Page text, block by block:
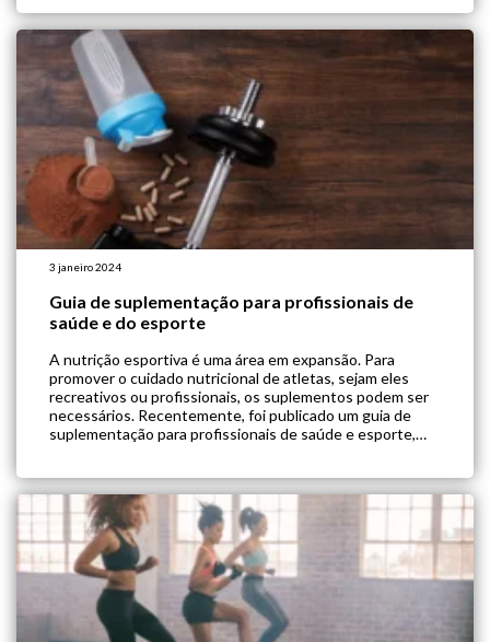
nutricionais […]
3 janeiro 2024
Guia de suplementação para profissionais de
saúde e do esporte
A nutrição esportiva é uma área em expansão. Para
promover o cuidado nutricional de atletas, sejam eles
recreativos ou profissionais, os suplementos podem ser
necessários. Recentemente, foi publicado um guia de
suplementação para profissionais de saúde e esporte,
se […]